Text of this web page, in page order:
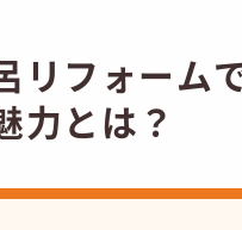
リフォーム
力とは？